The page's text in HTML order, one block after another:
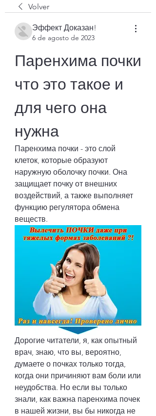
Volver
Эффект Доказан!
6 de agosto de 2023
Паренхима почки
что это такое и
для чего она
нужна
Паренхима почки - это слой
клеток, которые образуют
наружную оболочку почки. Она
защищает почку от внешних
воздействий, а также выполняет
функцию регулятора обмена
веществ.
Дорогие читатели, я, как опытный
врач, знаю, что вы, вероятно,
думаете о почках только тогда,
когда они причиняют вам боли или
неудобства. Но если вы только
знали, как важна паренхима почек
в нашей жизни, вы бы никогда не